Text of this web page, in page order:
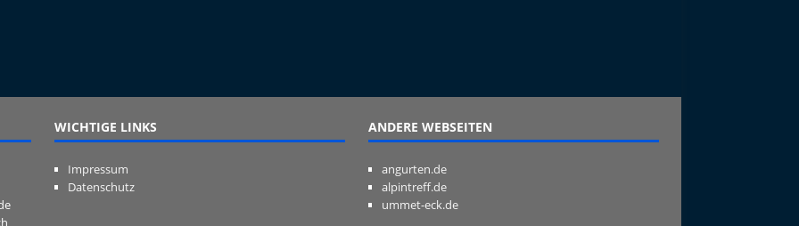
WICHTIGE LINKS
Impressum
Datenschutz
ANDERE WEBSEITEN
angurten.de
alpintreff.de
ummet-eck.de